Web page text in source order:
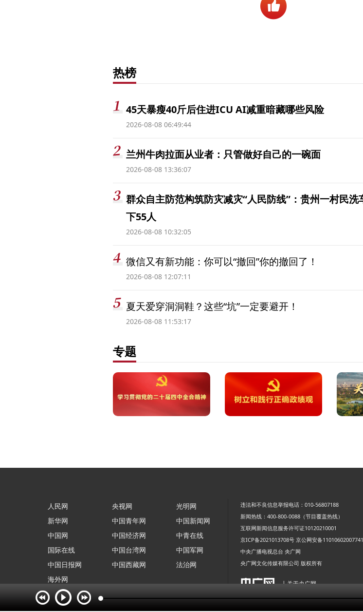
热榜
45天暴瘦40斤后住进ICU AI减重暗藏哪些风险
2026-08-08 06:49:44
兰州牛肉拉面从业者：只管做好自己的一碗面
2026-08-08 13:36:07
群众自主防范构筑防灾减灾“人民防线”：贵州一村民洗
下55人
2026-08-08 10:32:05
微信又有新功能：你可以“撤回”你的撤回了！
2026-08-08 12:07:11
夏天爱穿洞洞鞋？这些“坑”一定要避开！
2026-08-08 11:53:17
专题
人民网
新华网
中国网
国际在线
中国日报网
海外网
央视网
中国青年网
中国经济网
中国台湾网
中国西藏网
光明网
中国新闻网
中青在线
中国军网
法治网
违法和不良信息举报电话：010-56807188
新闻热线：400-800-0088（节目覆盖热线）
互联网新闻信息服务许可证10120210001
京ICP备2021013708号 京公网安备11010602007741
中央广播电视总台 央广网
央广网文化传媒有限公司 版权所有
| 关于央广网